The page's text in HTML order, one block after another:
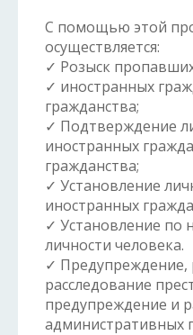
С помощью этой
осуществляется:
✓ Розыск
✓ иностранных
гражданства;
✓ Подтверждение
иностранных
гражданства;
✓ Установление
иностранных
✓ Установление по
личности человека.
✓ Предупреждение,
расследование
предупреждение и
административных